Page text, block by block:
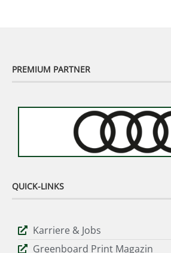
PREMIUM PARTNER
QUICK-LINKS
Karriere & Jobs
Greenboard Print Magazin